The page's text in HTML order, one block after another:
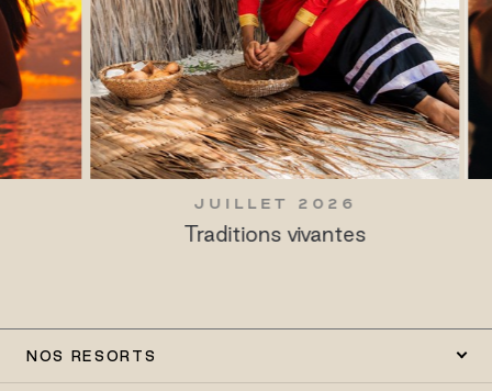
JUILLET 2026
Traditions vivantes
NOS RESORTS